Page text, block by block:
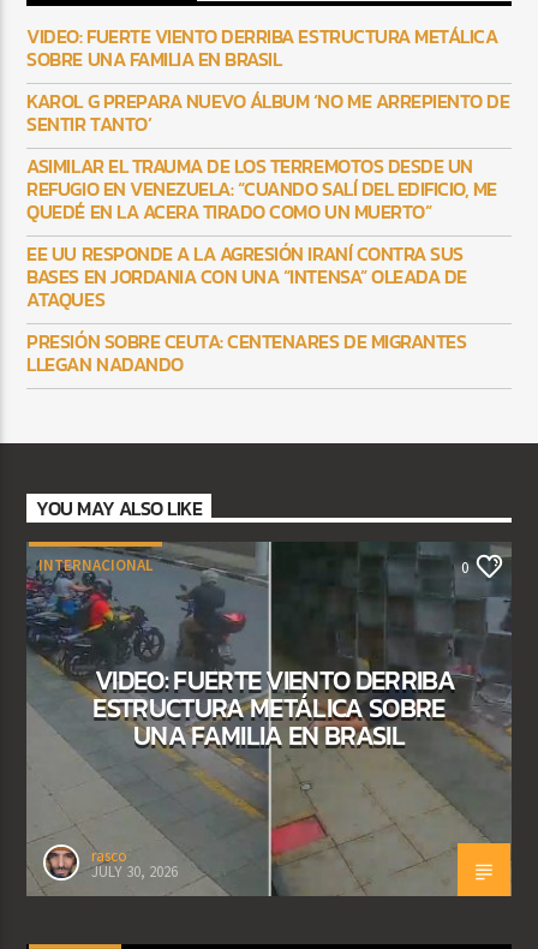
VIDEO: FUERTE VIENTO DERRIBA ESTRUCTURA METÁLICA
SOBRE UNA FAMILIA EN BRASIL
KAROL G PREPARA NUEVO ÁLBUM ‘NO ME ARREPIENTO DE
SENTIR TANTO’
ASIMILAR EL TRAUMA DE LOS TERREMOTOS DESDE UN
REFUGIO EN VENEZUELA: “CUANDO SALÍ DEL EDIFICIO, ME
QUEDÉ EN LA ACERA TIRADO COMO UN MUERTO”
EE UU RESPONDE A LA AGRESIÓN IRANÍ CONTRA SUS
BASES EN JORDANIA CON UNA “INTENSA” OLEADA DE
ATAQUES
PRESIÓN SOBRE CEUTA: CENTENARES DE MIGRANTES
LLEGAN NADANDO
YOU MAY ALSO LIKE
INTERNACIONAL 0
VIDEO: FUERTE VIENTO DERRIBA
ESTRUCTURA METÁLICA SOBRE
UNA FAMILIA EN BRASIL
rasco
JULY 30, 2026